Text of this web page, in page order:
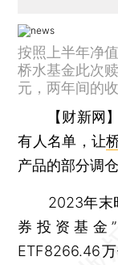
按照上半年净
桥水基金此次
元，两年间的
【财新网】
有人名单，让
产品的部分调
2023年末时
券投资基金
ETF8266.46